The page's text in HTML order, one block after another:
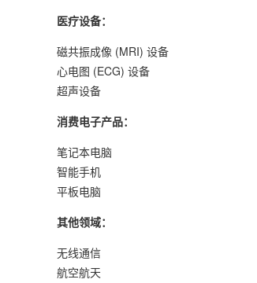
医疗设备：
磁共振成像 (MRI) 设备
心电图 (ECG) 设备
超声设备
消费电子产品：
笔记本电脑
智能手机
平板电脑
其他领域：
无线通信
航空航天